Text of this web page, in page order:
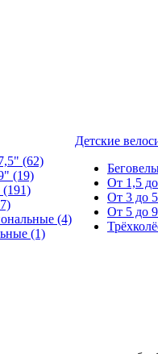
(62)
(19)
(191)
(4)
(1)
Детские
От 1,5
От 3 до
От 5 до